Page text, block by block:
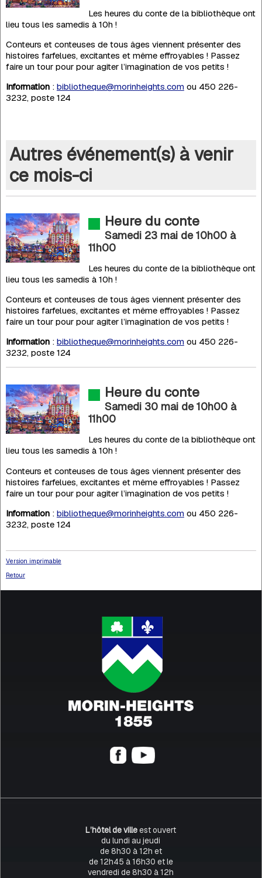
Les heures du conte de la bibliothèque ont
lieu tous les samedis à 10h !
Conteurs et conteuses de tous âges viennent présenter des
histoires farfelues, excitantes et même effroyables ! Passez
faire un tour pour pour agiter l’imagination de vos petits !
Information: bibliotheque@morinheights.com ou 450 226-
3232, poste 124
Autres événement(s) à venir
ce mois-ci
Heure du conte
Samedi 23 mai de 10h00à
11h00
Les heures du conte de la bibliothèque ont
lieu tous les samedis à 10h !
Conteurs et conteuses de tous âges viennent présenter des
histoires farfelues, excitantes et même effroyables ! Passez
faire un tour pour pour agiter l’imagination de vos petits !
Information: bibliotheque@morinheights.com ou 450 226-
3232, poste 124
Heure du conte
Samedi 30 mai de 10h00à
11h00
Les heures du conte de la bibliothèque ont
lieu tous les samedis à 10h !
Conteurs et conteuses de tous âges viennent présenter des
histoires farfelues, excitantes et même effroyables ! Passez
faire un tour pour pour agiter l’imagination de vos petits !
Information: bibliotheque@morinheights.com ou 450 226-
3232, poste 124
Version imprimable
Retour
L’hôtel de villeest ouvert
du lundi au jeudi
de 8h30 à 12h et
de 12h45 à 16h30 et le
vendredi de 8h30 à 12h